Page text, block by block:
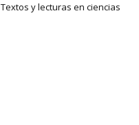
Textos y lecturas en ciencias